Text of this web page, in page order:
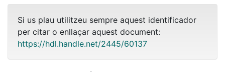
Si us plau utilitzeu sempre aquest identificador
per citar o enllaçar aquest document:
https://hdl.handle.net/2445/60137